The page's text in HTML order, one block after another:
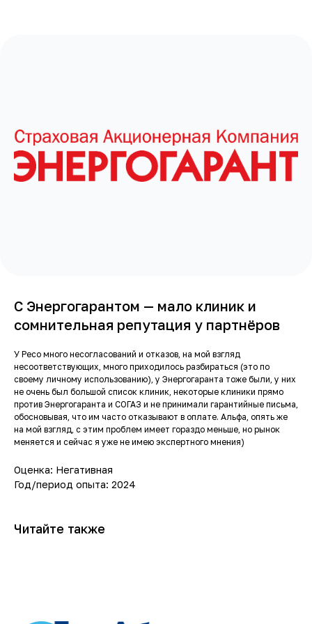
С Энергогарантом — мало клиник и
сомнительная репутация у партнёров
У Ресо много несогласований и отказов, на мой взгляд
несоответствующих, много приходилось разбираться (это по
своему личному использованию), у Энергогаранта тоже были, у них
не очень был большой список клиник, некоторые клиники прямо
против Энергогаранта и СОГАЗ и не принимали гарантийные письма,
обосновывая, что им часто отказывают в оплате. Альфа, опять же
на мой взгляд, с этим проблем имеет гораздо меньше, но рынок
меняется и сейчас я уже не имею экспертного мнения)
Оценка: Негативная
Год/период опыта: 2024
Читайте также